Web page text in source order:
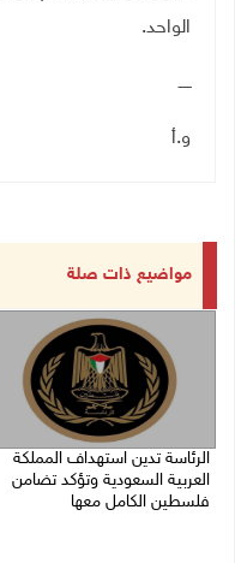
الواحد.
ـــــ
و.أ
مواضيع ذات صلة
الرئاسة تدين استهداف المملكة
العربية السعودية وتؤكد تضامن
فلسطين الكامل معها